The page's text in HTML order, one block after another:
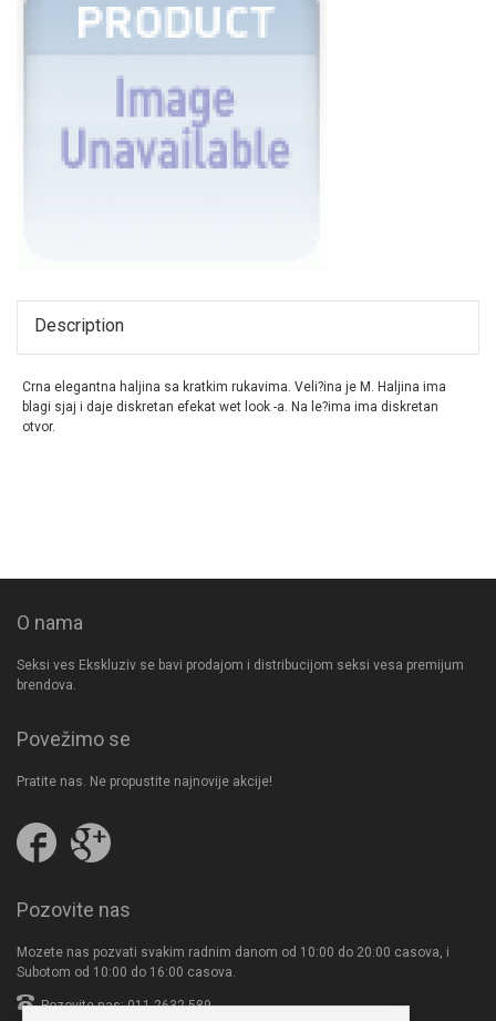
Description
Crna elegantna haljina sa kratkim rukavima. Veli?ina je M. Haljina ima
blagi sjaj i daje diskretan efekat wet look -a. Na le?ima ima diskretan
otvor.
O nama
Seksi ves Ekskluziv se bavi prodajom i distribucijom seksi vesa premijum
brendova.
Povežimo se
Pratite nas. Ne propustite najnovije akcije!
Pratite
nas
us
Plus
Pozovite nas
Mozete nas pozvati svakim radnim danom od 10:00 do 20:00 casova, i
Subotom od 10:00 do 16:00 casova.
Pozovite nas: 011-2632-589